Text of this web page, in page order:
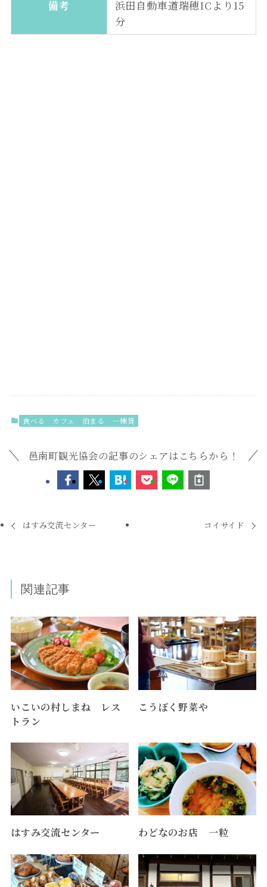
備考
浜田自動車道瑞穂ICより15
分
食べる カフェ 泊まる 一棟貸
邑南町観光協会の記事のシェアはこちらから！
はすみ交流センター コイサイド
関連記事
いこいの村しまね レス
トラン
こうぼく野菜や
はすみ交流センター わどなのお店 一粒